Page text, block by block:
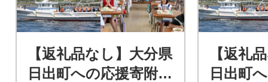
【返礼品なし】大分県
日出町への応援寄附
【返礼
日出町